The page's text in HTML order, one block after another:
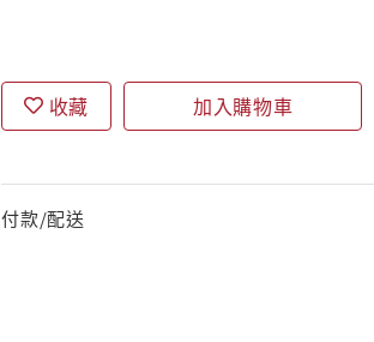
收藏 加入購物車
付款/配送